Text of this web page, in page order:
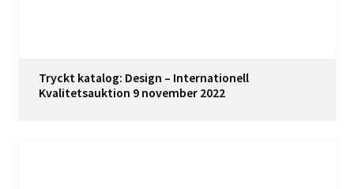
Tryckt katalog: Design – Internationell
Kvalitetsauktion 9 november 2022